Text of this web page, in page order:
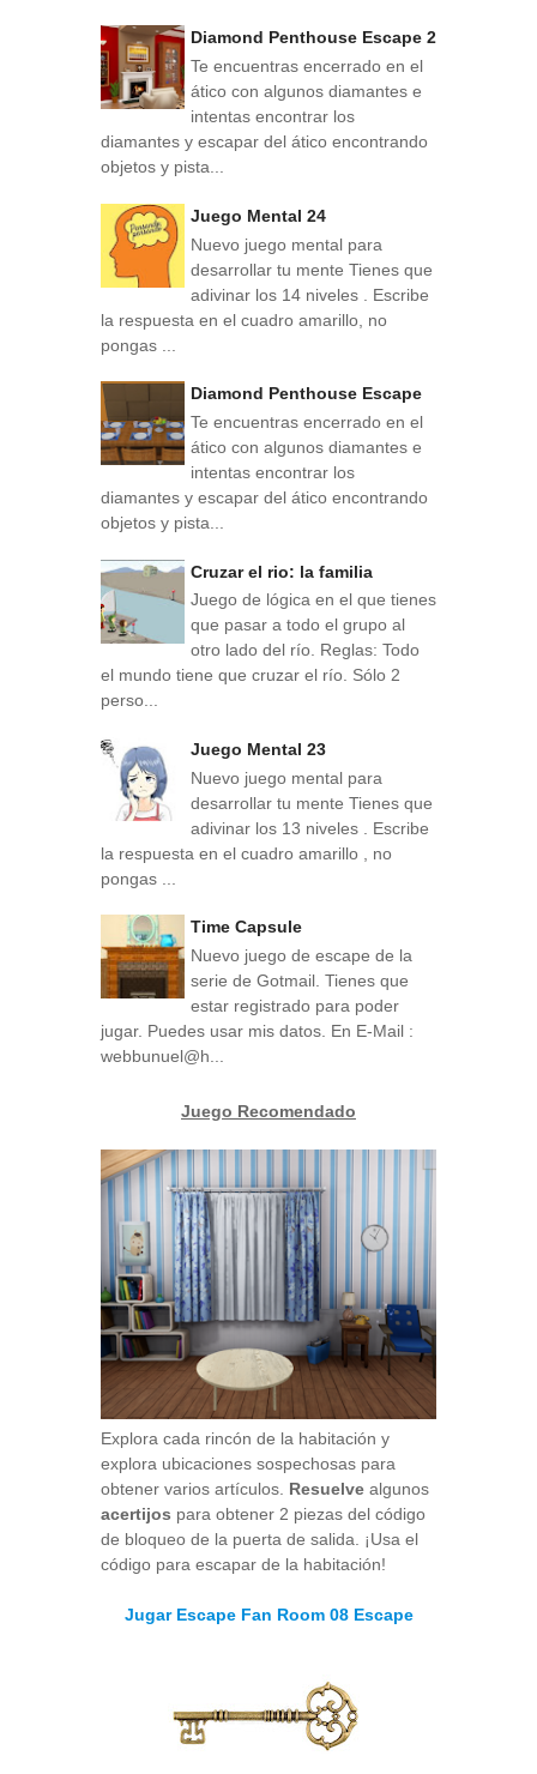
Diamond Penthouse Escape 2
Te encuentras encerrado en el
ático con algunos diamantes e
intentas encontrar los
diamantes y escapar del ático encontrando
objetos y pista...
Juego Mental 24
Nuevo juego mental para
desarrollar tu mente Tienes que
adivinar los 14 niveles . Escribe
la respuesta en el cuadro amarillo, no
pongas ...
Diamond Penthouse Escape
Te encuentras encerrado en el
ático con algunos diamantes e
intentas encontrar los
diamantes y escapar del ático encontrando
objetos y pista...
Cruzar el rio: la familia
Juego de lógica en el que tienes
que pasar a todo el grupo al
otro lado del río. Reglas: Todo
el mundo tiene que cruzar el río. Sólo 2
perso...
Juego Mental 23
Nuevo juego mental para
desarrollar tu mente Tienes que
adivinar los 13 niveles . Escribe
la respuesta en el cuadro amarillo , no
pongas ...
Time Capsule
Nuevo juego de escape de la
serie de Gotmail. Tienes que
estar registrado para poder
jugar. Puedes usar mis datos. En E-Mail :
webbunuel@h...
Juego Recomendado
Explora cada rincón de la habitación y
explora ubicaciones sospechosas para
obtener varios artículos. Resuelve algunos
acertijos para obtener 2 piezas del código
de bloqueo de la puerta de salida. ¡Usa el
código para escapar de la habitación!
Jugar Escape Fan Room 08 Escape